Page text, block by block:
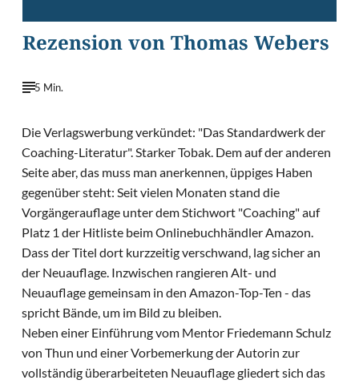
Rezension von Thomas Webers
5 Min.
Die Verlagswerbung verkündet: "Das Standardwerk der
Coaching-Literatur". Starker Tobak. Dem auf der anderen
Seite aber, das muss man anerkennen, üppiges Haben
gegenüber steht: Seit vielen Monaten stand die
Vorgängerauflage unter dem Stichwort "Coaching" auf
Platz 1 der Hitliste beim Onlinebuchhändler Amazon.
Dass der Titel dort kurzzeitig verschwand, lag sicher an
der Neuauflage. Inzwischen rangieren Alt- und
Neuauflage gemeinsam in den Amazon-Top-Ten - das
spricht Bände, um im Bild zu bleiben.
Neben einer Einführung vom Mentor Friedemann Schulz
von Thun und einer Vorbemerkung der Autorin zur
vollständig überarbeiteten Neuauflage gliedert sich das